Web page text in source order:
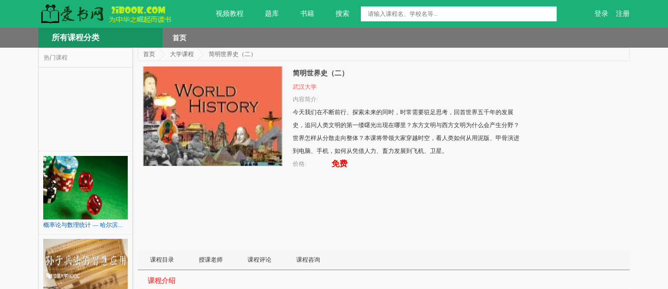
视频教程 题库 书籍 搜索 登录 注册
所有课程分类 首页
热门课程
概率论与数理统计 — 哈尔滨...
首页 大学课程 简明世界史（二）
简明世界史（二）
武汉大学
内容简介:
今天我们在不断前行、探索未来的同时，时常需要驻足思考，回首世界五千年的发展
史，追问人类文明的第一缕曙光出现在哪里？东方文明与西方文明为什么会产生分野？
世界怎样从分散走向整体？本课将带领大家穿越时空，看人类如何从用泥版、甲骨演进
到电脑、手机，如何从凭借人力、畜力发展到飞机、卫星。
价格:
免费
课程目录 授课老师 课程评论 课程咨询
课程介绍